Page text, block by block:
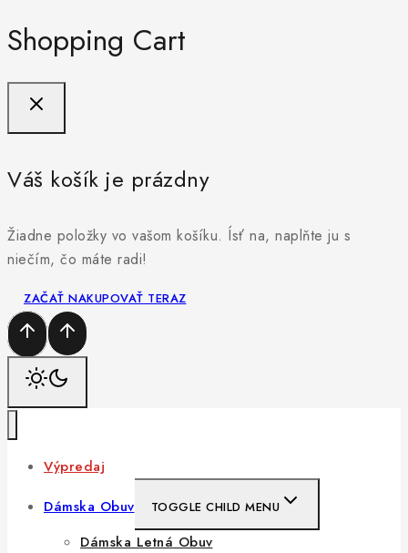
Shopping Cart
Váš košík je prázdny
Žiadne položky vo vašom košíku. Ísť na, naplňte ju s
niečím, čo máte radi!
ZAČAŤ NAKUPOVAŤ TERAZ
Výpredaj
Dámska Obuv
TOGGLE CHILD MENU
Dámska Letná Obuv